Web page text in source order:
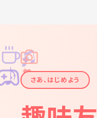
✦
✦
✧
✧
♪
♫
さあ、はじめよう